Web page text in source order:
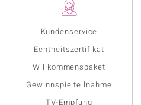
Kundenservice
Echtheitszertifikat
Willkommenspaket
Gewinnspielteilnahme
TV-Empfang